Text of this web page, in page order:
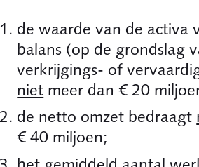
de waarde van de activa
balans (op de grondslag
verkrijgings- of
niet meer dan € 20
de netto omzet bedraagt
40 miljoen;